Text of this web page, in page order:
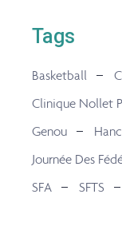
Tags
Basketball
Clinique Nollet
Genou
Journée Des
SFA
SFTS